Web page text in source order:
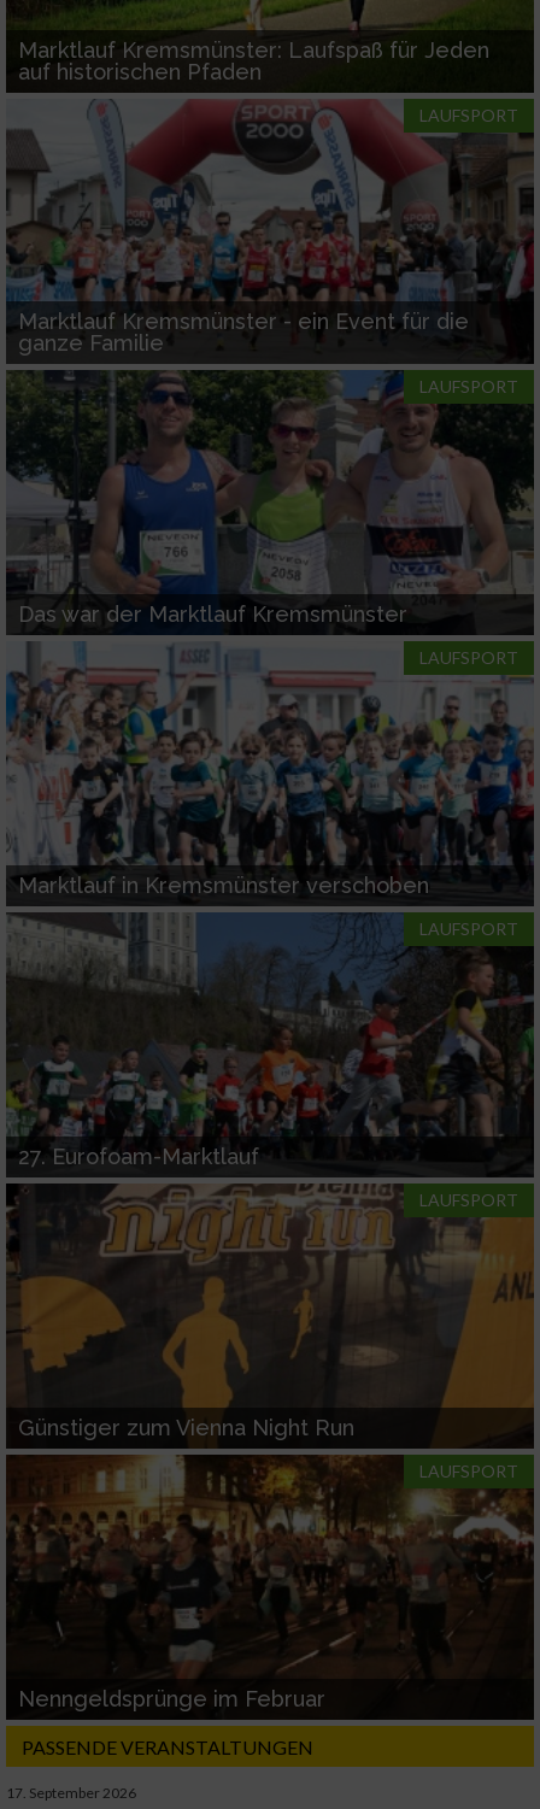
Marktlauf Kremsmünster: Laufspaß für Jeden
auf historischen Pfaden
LAUFSPORT
Marktlauf Kremsmünster - ein Event für die
ganze Familie
LAUFSPORT
Das war der Marktlauf Kremsmünster
LAUFSPORT
Marktlauf in Kremsmünster verschoben
LAUFSPORT
27. Eurofoam-Marktlauf
LAUFSPORT
Günstiger zum Vienna Night Run
LAUFSPORT
Nenngeldsprünge im Februar
PASSENDE VERANSTALTUNGEN
17. September 2026